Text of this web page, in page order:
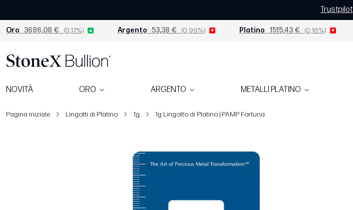
Trustpilot
Oro 3686,08 € (0,17%) Argento 53,38 € (0,99%) Platino 1515,43 € (0,16%)
NOVITÀ ORO ARGENTO METALLI PLATINO
Pagina iniziale Lingotti di Platino 1g 1g Lingotto di Platino | PAMP Fortuna